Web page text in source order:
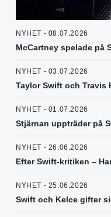
NYHET - 08.07.2026
McCartney spelade på
NYHET - 03.07.2026
Taylor Swift och Travis
NYHET - 01.07.2026
Stjärnan uppträder på
NYHET - 26.06.2026
Efter Swift-kritiken –
NYHET - 25.06.2026
Swift och Kelce gifter